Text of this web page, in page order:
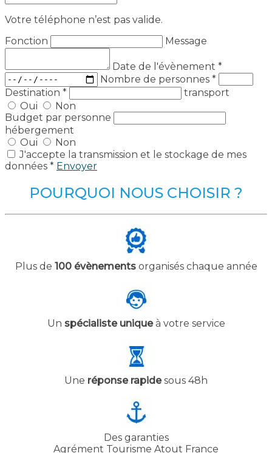
Votre téléphone n’est pas valide.
Fonction
Message
Date de l'évènement *
Nombre de personnes *
Destination *
transport
Oui
Non
Budget par personne
hébergement
Oui
Non
J'accepte la transmission et le stockage de mes
données * Envoyer
POURQUOI NOUS CHOISIR ?
Plus de 100 évènementsorganisés chaque année
Un spécialiste uniqueà votre service
Une réponse rapidesous 48h
Des garanties
Agrément Tourisme Atout France